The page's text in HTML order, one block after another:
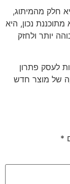
חלק מהמיתוג,
נכון, היא
יותר ולחזק
לעסק פתרון
של מוצר חדש
*